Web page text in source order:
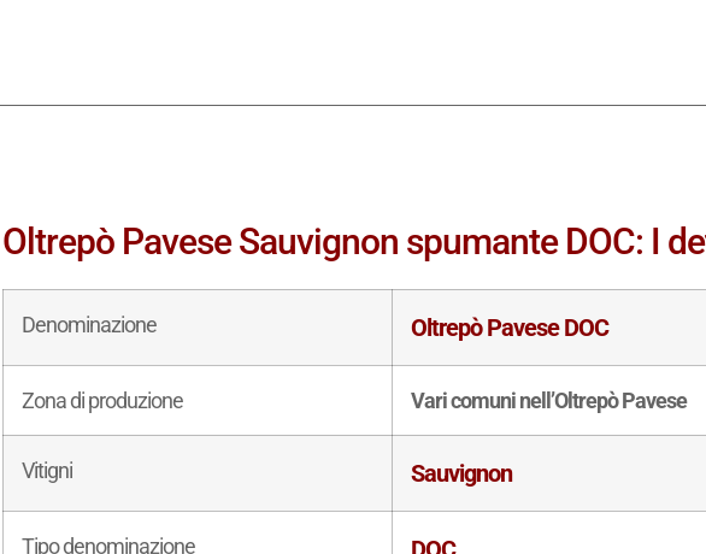
Oltrepò Pavese Sauvignon spumante DOC: I
Denominazione Oltrepò Pavese DOC
Zona di produzione Vari comuni nell’Oltrepò Pavese
Vitigni Sauvignon
Tipo denominazione